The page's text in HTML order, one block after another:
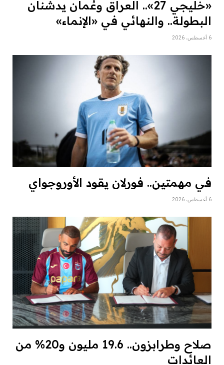
«خليجي 27».. العراق وعُمان يدشنان
البطولة.. والنهائي في «الإنماء»
6 أغسطس، 2026
في مهمتين.. فورلان يقود الأوروجواي
6 أغسطس، 2026
صلاح وطرابزون.. 19.6 مليون و20% من
العائدات